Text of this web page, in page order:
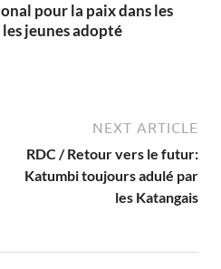
pour la paix dans les
jeunes adopté
NEXT ARTICLE
RDC / Retour vers le futur:
Katumbi toujours adulé par
les Katangais